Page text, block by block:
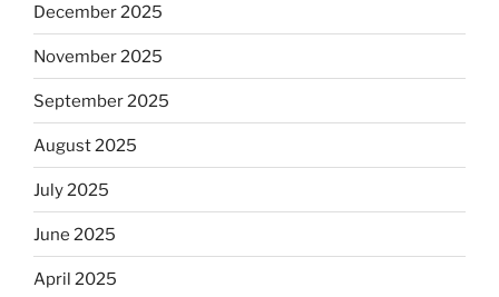
December 2025
November 2025
September 2025
August 2025
July 2025
June 2025
April 2025